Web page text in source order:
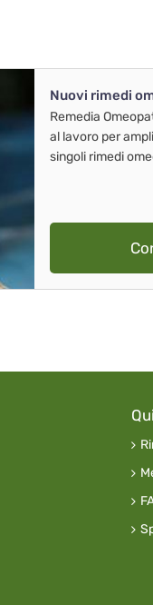
Nuovi rimedi
Remedia
al lavoro per
singoli rimedi